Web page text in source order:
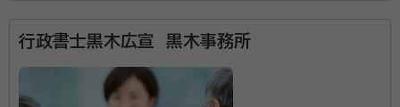
行政書士黒木広宣 黒木事務所